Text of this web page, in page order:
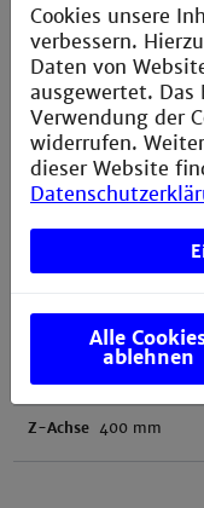
Werkzeugaufnahme
Spindeldrehzahl 25
Spindeldrehzahl mit
SteuerungHeidenhain
X-Achse400 mm
Z-Achse 400 mm
Cookies unsere
verbessern.
Daten von
ausgewertet. Das
Verwendung der
widerrufen.
dieser Website
Alle
ablehnen